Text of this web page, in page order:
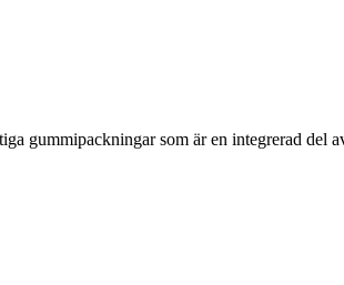
gummipackningar som är en integrerad del